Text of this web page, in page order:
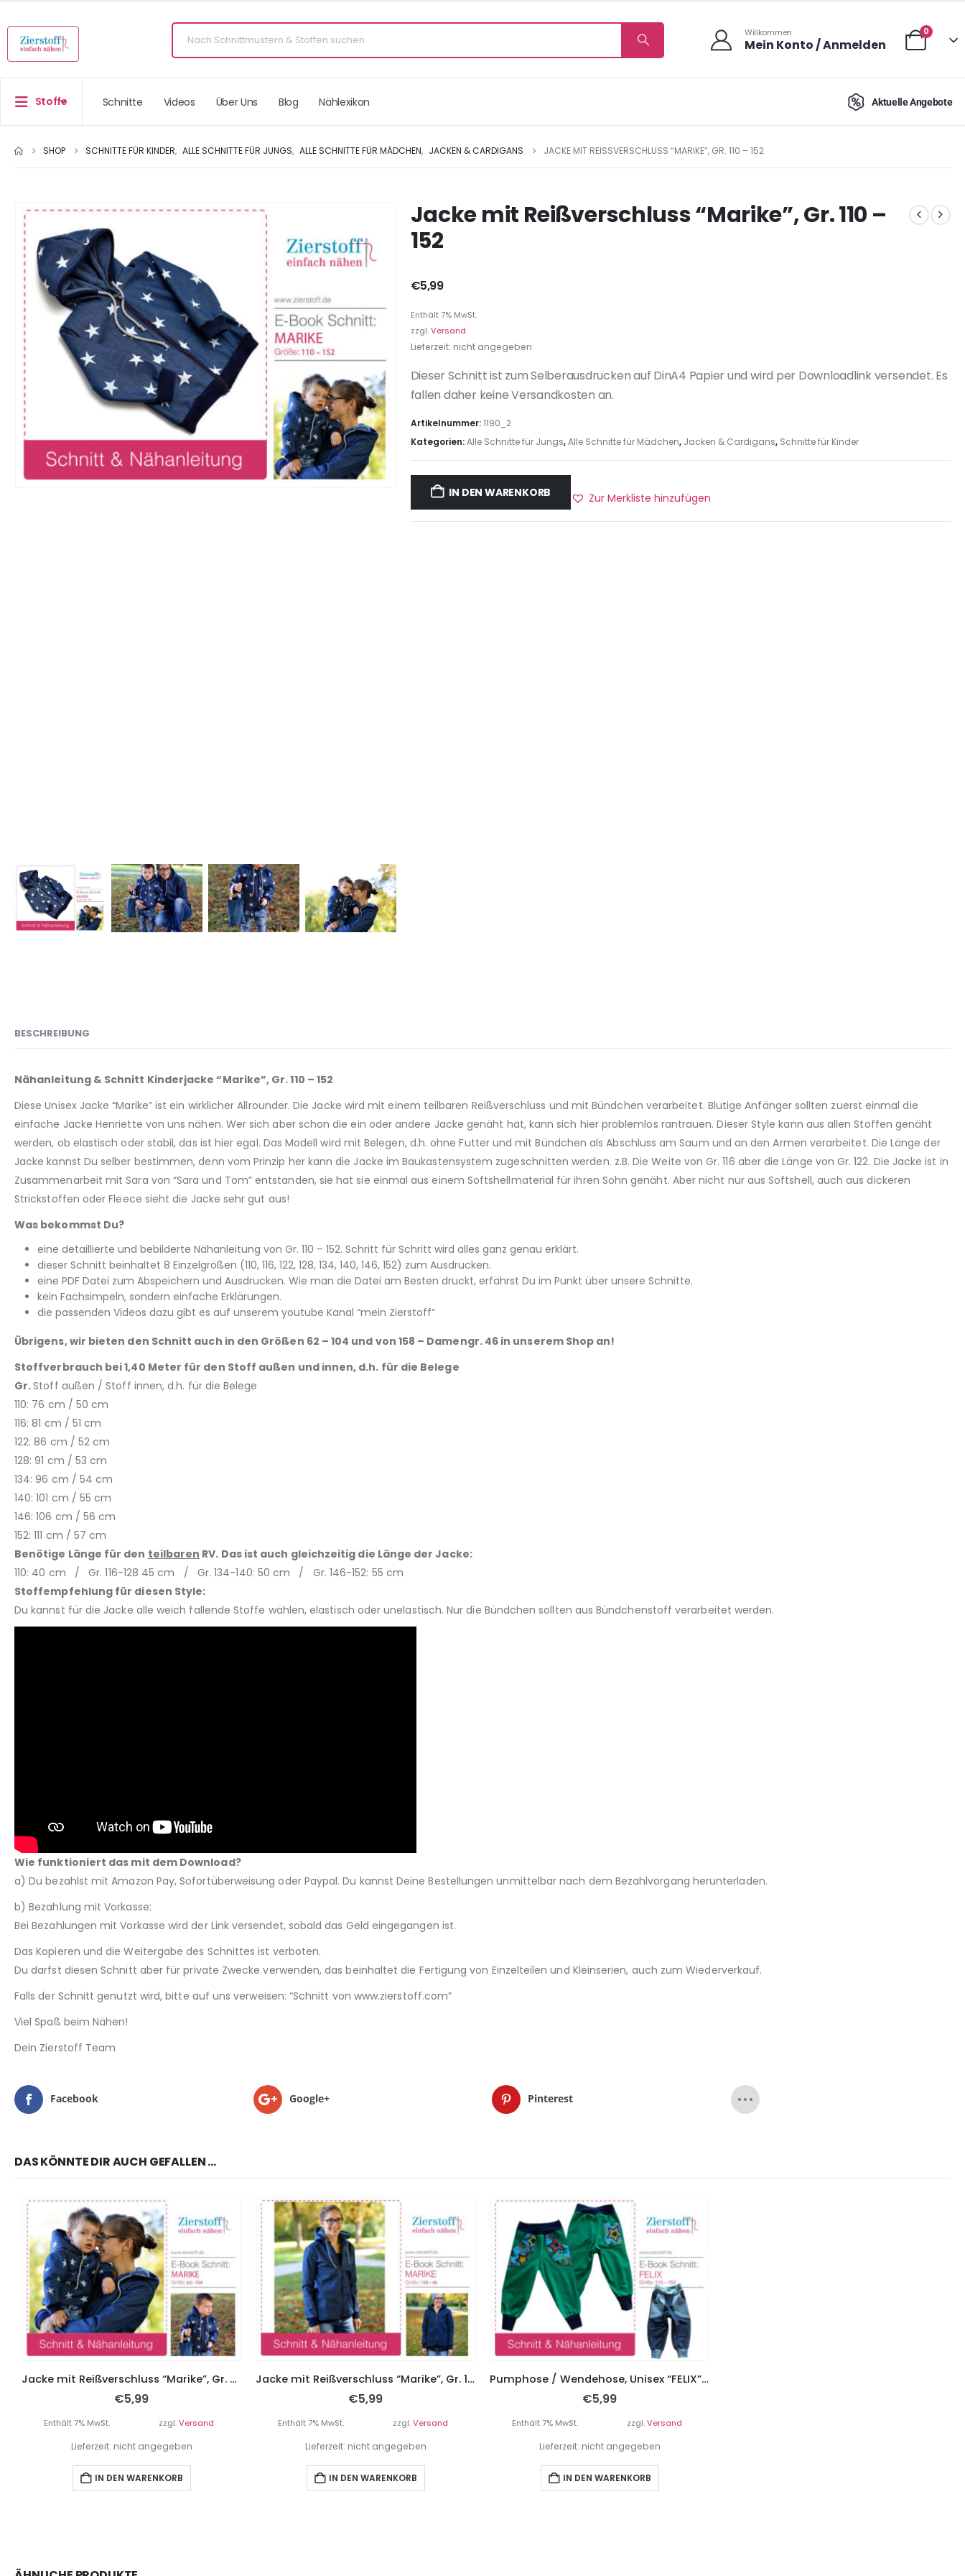
Willkommen
Mein Konto / Anmelden
0
Stoffe Schnitte Videos Über Uns Blog Nählexikon Aktuelle Angebote
SHOP SCHNITTE FÜR KINDER, ALLE SCHNITTE FÜR JUNGS, ALLE SCHNITTE FÜR MÄDCHEN, JACKEN & CARDIGANS JACKE MIT REISSVERSCHLUSS “MARIKE”, GR. 110 – 152
Jacke mit Reißverschluss “Marike”, Gr. 110 –
152
€5,99
Enthält 7% MwSt.
zzgl.Versand
Lieferzeit: nicht angegeben
Dieser Schnitt ist zum Selberausdrucken auf DinA4 Papier und wird per Downloadlink versendet. Es
fallen daher keine Versandkosten an.
Artikelnummer:1190_2
Kategorien:Alle Schnitte für Jungs,Alle Schnitte für Mädchen, Jacken & Cardigans, Schnitte für Kinder
IN DEN WARENKORB Zur Merkliste hinzufügen
BESCHREIBUNG
Nähanleitung & Schnitt Kinderjacke “Marike”, Gr. 110 – 152
Diese Unisex Jacke “Marike” ist ein wirklicher Allrounder. Die Jacke wird mit einem teilbaren Reißverschluss und mit Bündchen verarbeitet. Blutige Anfänger sollten zuerst einmal die
einfache Jacke Henriette von uns nähen. Wer sich aber schon die ein oder andere Jacke genäht hat, kann sich hier problemlos rantrauen. Dieser Style kann aus allen Stoffen genäht
werden, ob elastisch oder stabil, das ist hier egal. Das Modell wird mit Belegen, d.h. ohne Futter und mit Bündchen als Abschluss am Saum und an den Armen verarbeitet. Die Länge der
Jacke kannst Du selber bestimmen, denn vom Prinzip her kann die Jacke im Baukastensystem zugeschnitten werden. z.B. Die Weite von Gr. 116 aber die Länge von Gr. 122. Die Jacke ist in
Zusammenarbeit mit Sara von “Sara und Tom” entstanden, sie hat sie einmal aus einem Softshellmaterial für ihren Sohn genäht. Aber nicht nur aus Softshell, auch aus dickeren
Strickstoffen oder Fleece sieht die Jacke sehr gut aus!
Was bekommst Du?
eine detaillierte und bebilderte Nähanleitung von Gr. 110 – 152. Schritt für Schritt wird alles ganz genau erklärt.
dieser Schnitt beinhaltet 8 Einzelgrößen (110, 116, 122, 128, 134, 140, 146, 152) zum Ausdrucken.
eine PDF Datei zum Abspeichern und Ausdrucken. Wie man die Datei am Besten druckt, erfährst Du im Punkt über unsere Schnitte.
kein Fachsimpeln, sondern einfache Erklärungen.
die passenden Videos dazu gibt es auf unserem youtube Kanal “mein Zierstoff”
Übrigens, wir bieten den Schnitt auch in den Größen 62 – 104 und von 158 – Damengr. 46 in unserem Shop an!
Stoffverbrauch bei 1,40 Meter für den Stoff außen und innen, d.h. für die Belege
Gr.Stoff außen / Stoff innen, d.h. für die Belege
110: 76 cm / 50 cm
116: 81 cm / 51 cm
122: 86 cm / 52 cm
128: 91 cm / 53 cm
134: 96 cm / 54 cm
140: 101 cm / 55 cm
146: 106 cm / 56 cm
152: 111 cm / 57 cm
Benötige Länge für den teilbaren RV. Das ist auch gleichzeitig die Länge der Jacke:
110: 40 cm / Gr. 116-128 45 cm / Gr. 134-140: 50 cm / Gr. 146-152: 55 cm
Stoffempfehlung für diesen Style:
Du kannst für die Jacke alle weich fallende Stoffe wählen, elastisch oder unelastisch. Nur die Bündchen sollten aus Bündchenstoff verarbeitet werden.
Wie funktioniert das mit dem Download?
a) Du bezahlst mit Amazon Pay, Sofortüberweisung oder Paypal. Du kannst Deine Bestellungen unmittelbar nach dem Bezahlvorgang herunterladen.
b) Bezahlung mit Vorkasse:
Bei Bezahlungen mit Vorkasse wird der Link versendet, sobald das Geld eingegangen ist.
Das Kopieren und die Weitergabe des Schnittes ist verboten.
Du darfst diesen Schnitt aber für private Zwecke verwenden, das beinhaltet die Fertigung von Einzelteilen und Kleinserien, auch zum Wiederverkauf.
Falls der Schnitt genutzt wird, bitte auf uns verweisen: “Schnitt von www.zierstoff.com”
Viel Spaß beim Nähen!
Dein Zierstoff Team
Facebook Google+ Pinterest
DAS KÖNNTE DIR AUCH GEFALLEN …
Jacke mit Reißverschluss “Marike”, Gr. 62 – 104
€5,99
Enthält 7% MwSt. zzgl.Versand
Lieferzeit: nicht angegeben
IN DEN WARENKORB
Jacke mit Reißverschluss “Marike”, Gr. 158 – 46
€5,99
Enthält 7% MwSt. zzgl.Versand
Lieferzeit: nicht angegeben
IN DEN WARENKORB
Pumphose / Wendehose, Unisex “FELIX”, Gr. 110 – 152
€5,99
Enthält 7% MwSt. zzgl.Versand
Lieferzeit: nicht angegeben
IN DEN WARENKORB